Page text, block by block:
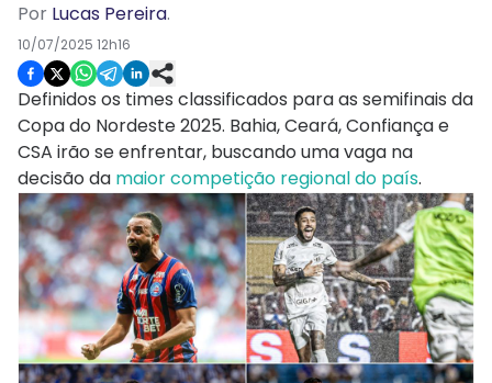
Por Lucas Pereira.
10/07/2025 12h16
Definidos os times classificados para as semifinais da
Copa do Nordeste 2025. Bahia, Ceará, Confiança e
CSA irão se enfrentar, buscando uma vaga na
decisão da maior competição regional do país.